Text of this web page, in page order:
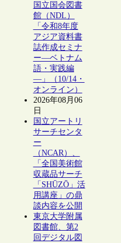
国立国会図書
館（NDL）
「令和8年度
アジア資料書
誌作成セミナ
ー―ベトナム
語・実践編
―」（10/14・
オンライン）
2026年08月06
日
国立アートリ
サーチセンタ
ー
（NCAR）、
「全国美術館
収蔵品サーチ
「SHŪZŌ」活
用講座」の鼎
談内容を公開
東京大学附属
図書館、第2
回デジタル図